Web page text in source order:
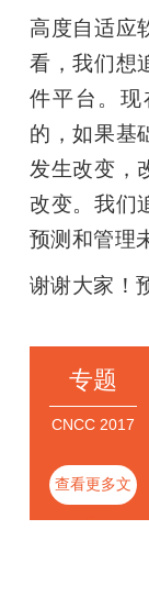
高度自适应
看，我们想
件平台。
的，如果基
发生改变，
改变。我们
预测和管理
谢谢大家！
专题
CNCC 2017
查看更多文
章